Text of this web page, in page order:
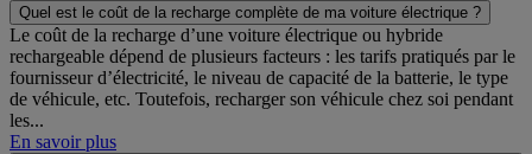
Quel est le coût de la recharge complète de ma voiture électrique ?
Le coût de la recharge d’une voiture électrique ou hybride
rechargeable dépend de plusieurs facteurs : les tarifs pratiqués par le
fournisseur d’électricité, le niveau de capacité de la batterie, le type
de véhicule, etc. Toutefois, recharger son véhicule chez soi pendant
les...
En savoir plus